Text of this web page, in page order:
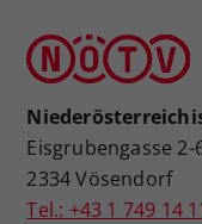
Eisgrubengasse 2-
2334 Vösendorf
Tel.: +43 1 749 14